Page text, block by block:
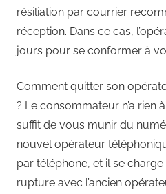
résiliation par courrier
réception. Dans ce cas,
jours pour se conformer à
Comment quitter son
? Le consommateur n’a rien
suffit de vous munir du
nouvel opérateur
par téléphone, et il se
rupture avec l’ancien